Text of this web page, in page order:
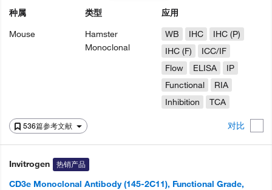
536篇参考文献 对比
种属
Mouse
类型
Hamster
Monoclonal
应用
WB
IHC
IHC (P)
IHC (F)
ICC/IF
Flow
ELISA
IP
Functional
RIA
Inhibition
TCA
Invitrogen 热销产品
CD3e Monoclonal Antibody (145-2C11), Functional Grade,